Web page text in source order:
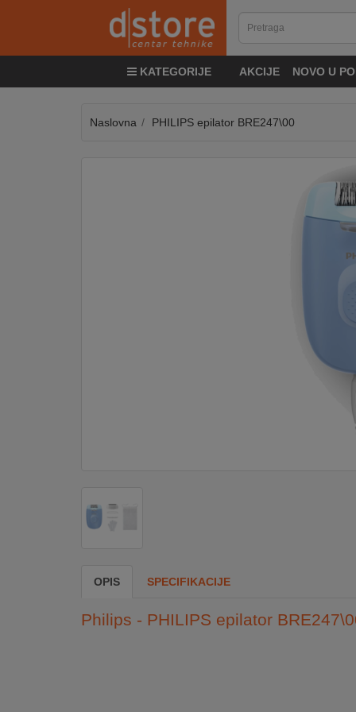
KATEGORIJE AKCIJE NOVO U
&
Naslovna PHILIPS epilator BRE247\00
OPIS SPECIFIKACIJE
Philips - PHILIPS epilator